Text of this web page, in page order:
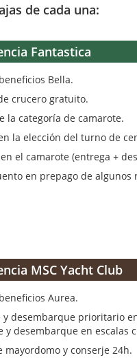
de cada una:
Fantastica
Bella.
crucero gratuito.
la categoría de camarote.
la elección del turno de
el camarote (entrega +
en prepago de
MSC Yacht Club
Aurea.
y desembarque prioritario
y desembarque en escalas
mayordomo y conserje 24h.